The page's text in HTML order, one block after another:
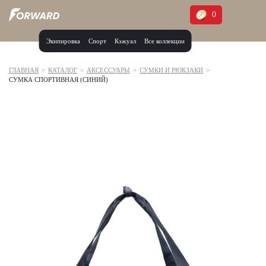
Экипировка Спорт Кэжуал Все коллекции
0
Москва и МО
Нижегородская область (1)
ГЛАВНАЯ > КАТАЛОГ > АКСЕССУАРЫ > СУМКИ И РЮКЗАКИ >
СУМКА СПОРТИВНАЯ (СИНИЙ)